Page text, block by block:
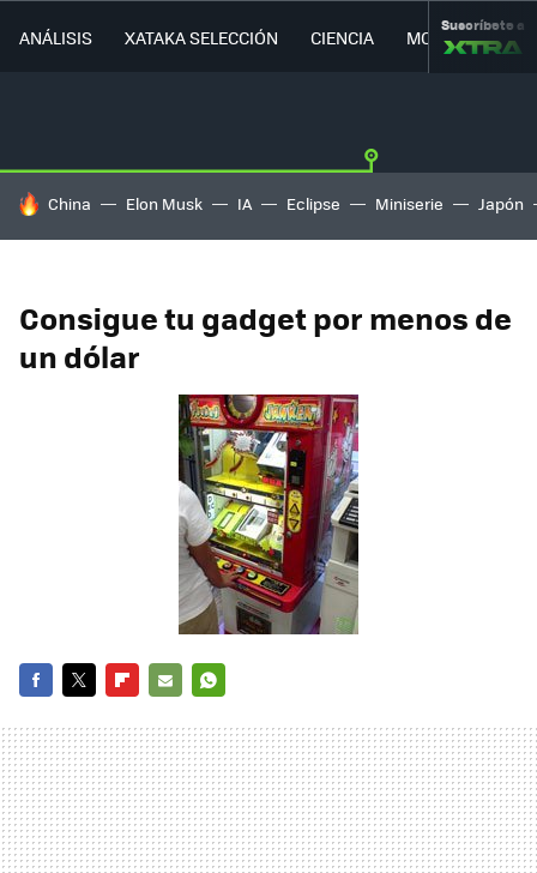
ANÁLISIS XATAKA SELECCIÓN CIENCIA MOVILIDAD
Suscríbete a
HOY SE HABLA DE
China Elon Musk IA Eclipse Miniserie Japón
Consigue tu gadget por menos de
un dólar
MAIL